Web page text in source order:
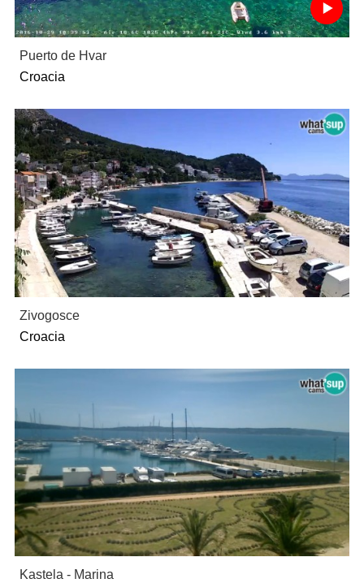
Puerto de Hvar
Croacia
Zivogosce
Croacia
Kastela - Marina